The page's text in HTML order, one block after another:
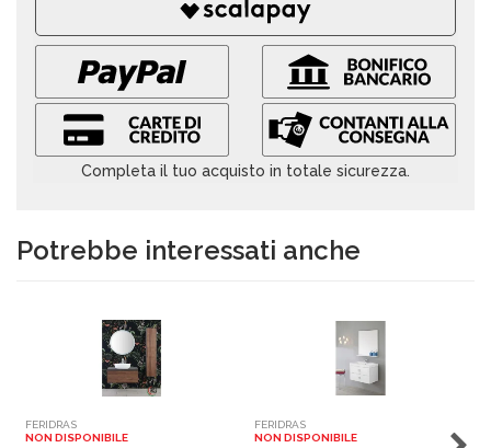
Completa il tuo acquisto in totale sicurezza.
Potrebbe interessati anche
FERIDRAS
NON DISPONIBILE
FERIDRAS
NON DISPONIBILE